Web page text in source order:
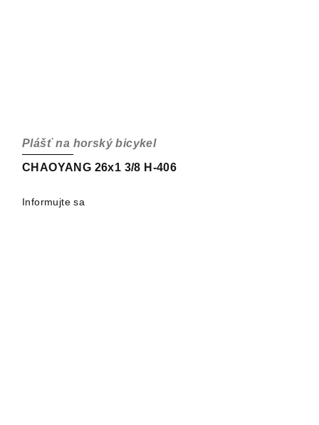
CHAOYANG 26x1 3/8 H-406
Plášť na horský bicykel
Informujte sa